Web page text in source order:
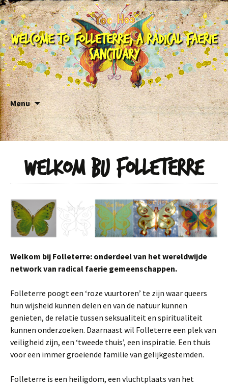
Welcome to Folleterre, a Radical Faerie
Sanctuary
Menu
Skip to content
Welkom bij Folleterre
Welkom bij Folleterre: onderdeel van het wereldwijde
network van radical faerie gemeenschappen.
Folleterre poogt een ‘roze vuurtoren’ te zijn waar queers
hun wijsheid kunnen delen en van de natuur kunnen
genieten, de relatie tussen seksualiteit en spiritualiteit
kunnen onderzoeken. Daarnaast wil Folleterre een plek van
veiligheid zijn, een ‘tweede thuis’, een inspiratie. Een thuis
voor een immer groeiende familie van gelijkgestemden.
Folleterre is een heiligdom, een vluchtplaats van het